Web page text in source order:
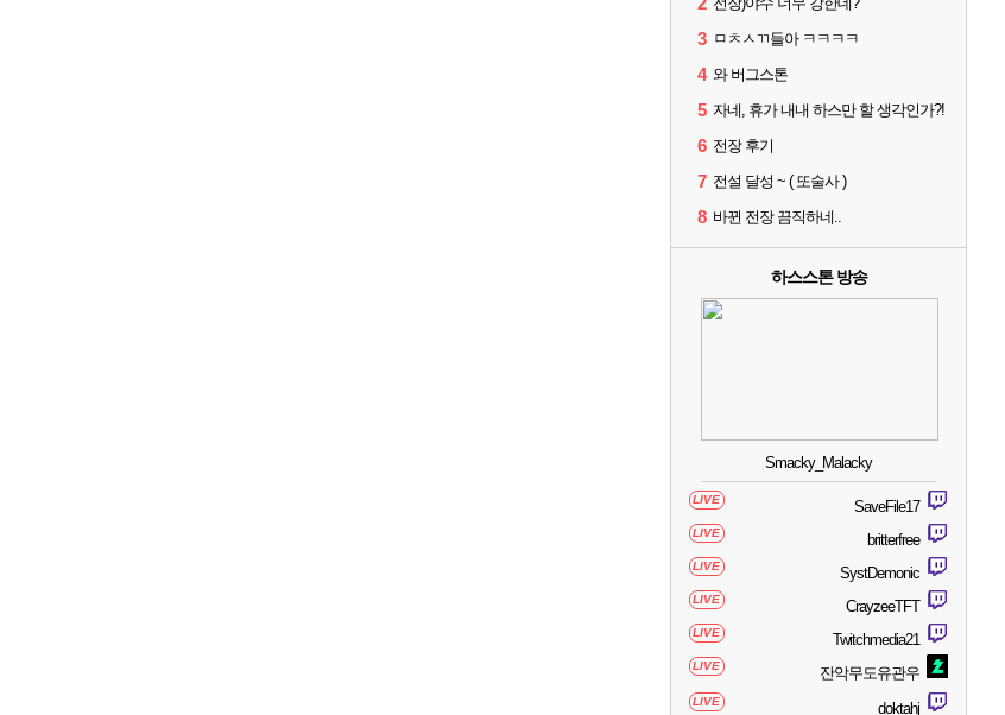
3 ㅁㅊㅅㄲ들아 ㅋㅋㅋㅋ
4 와 버그스톤
5 자네, 휴가 내내 하스만 할 생각인가?!
6 전장 후기
7 전설 달성 ~ ( 또술사 )
8 바뀐 전장 끔직하네..
하스스톤 방송
Smacky_Malacky
LIVE SaveFile17
LIVE britterfree
LIVE SystDemonic
LIVE CrayzeeTFT
LIVE Twitchmedia21
LIVE 잔악무도유관우
LIVE doktahj